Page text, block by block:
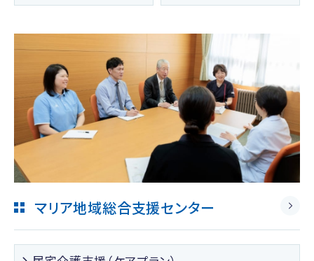
マリア地域総合支援センター